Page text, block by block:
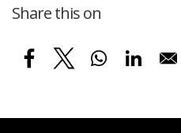
Share this on